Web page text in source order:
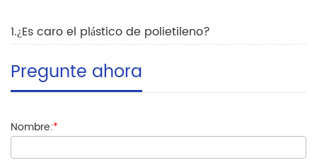
1.¿Es caro el plástico de polietileno?
Pregunte ahora
Nombre:*